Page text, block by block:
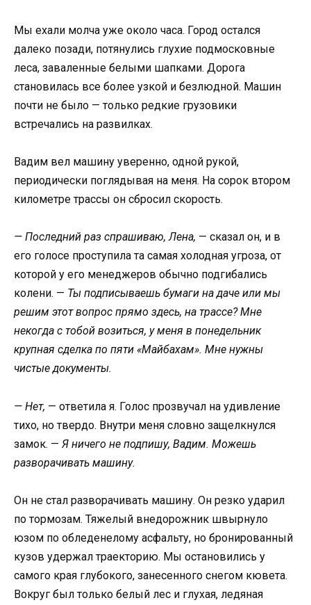
Мы ехали молча уже около часа. Город остался
далеко позади, потянулись глухие подмосковные
леса, заваленные белыми шапками. Дорога
становилась все более узкой и безлюдной. Машин
почти не было — только редкие грузовики
встречались на развилках.
Вадим вел машину уверенно, одной рукой,
периодически поглядывая на меня. На сорок втором
километре трассы он сбросил скорость.
— Последний раз спрашиваю, Лена, — сказал он, и в
его голосе проступила та самая холодная угроза, от
которой у его менеджеров обычно подгибались
колени. — Ты подписываешь бумаги на даче или мы
решим этот вопрос прямо здесь, на трассе? Мне
некогда с тобой возиться, у меня в понедельник
крупная сделка по пяти «Майбахам». Мне нужны
чистые документы.
— Нет, — ответила я. Голос прозвучал на удивление
тихо, но твердо. Внутри меня словно защелкнулся
замок. — Я ничего не подпишу, Вадим. Можешь
разворачивать машину.
Он не стал разворачивать машину. Он резко ударил
по тормозам. Тяжелый внедорожник швырнуло
юзом по обледенелому асфальту, но бронированный
кузов удержал траекторию. Мы остановились у
самого края глубокого, занесенного снегом кювета.
Вокруг был только белый лес и глухая, ледяная